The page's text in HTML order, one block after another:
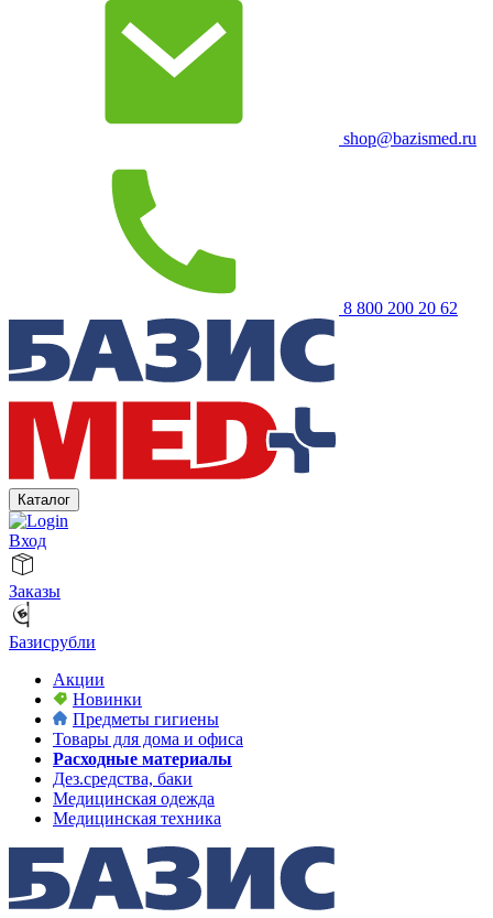
shop@bazismed.ru
8 800 200 20 62
Каталог
Вход
Заказы
Базисрубли
Акции
Новинки
Предметы гигиены
Товары для дома и офиса
Расходные материалы
Дез.средства, баки
Медицинская одежда
Медицинская техника